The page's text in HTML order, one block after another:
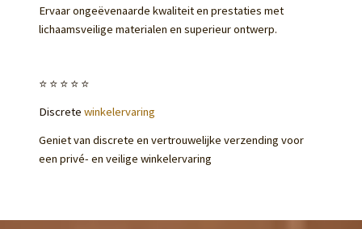
Ervaar ongeëvenaarde kwaliteit en prestaties met
lichaamsveilige materialen en superieur ontwerp.
⭐️⭐️⭐️⭐️⭐️
Discrete winkelervaring
Geniet van discrete en vertrouwelijke verzending voor
een privé- en veilige winkelervaring